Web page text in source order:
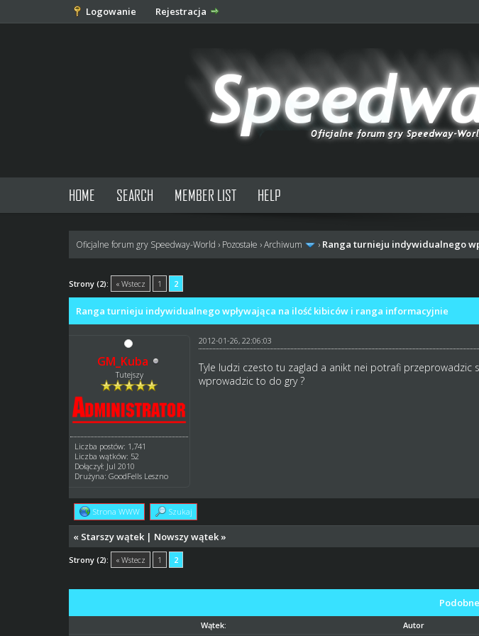
Logowanie Rejestracja
HOME SEARCH MEMBER LIST HELP
Oficjalne forum gry Speedway-World › Pozostałe ›Archiwum › Ranga turnieju indywidualnego
Strony (2): « Wstecz 1 2
głosów - średnia: 0
Ranga turnieju indywidualnego wpływająca na ilość kibiców i ranga informacyjnie
GM_Kuba
Tutejszy
Liczba postów: 1,741
Liczba wątków: 52
Dołączył: Jul 2010
Drużyna: GoodFells Leszno
2012-01-26, 22:06:03
Tyle ludzi czesto tu zaglad a anikt nei potrafi przeprowadzic
wprowadzic to do gry ?
Strona WWW Szukaj
« Starszy wątek | Nowszy wątek »
Strony (2): « Wstecz 1 2
Wątek: Autor